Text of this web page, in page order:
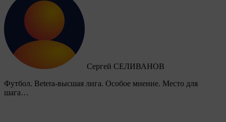
Сергей СЕЛИВАНОВ
Футбол. Betera-высшая лига. Особое мнение. Место для
шага…